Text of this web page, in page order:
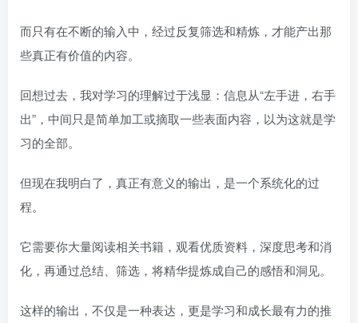
而只有在不断的输入中，经过反复筛选和精炼，才能产出那
些真正有价值的内容。
回想过去，我对学习的理解过于浅显：信息从“左手进，右手
出”，中间只是简单加工或摘取一些表面内容，以为这就是学
习的全部。
但现在我明白了，真正有意义的输出，是一个系统化的过
程。
它需要你大量阅读相关书籍，观看优质资料，深度思考和消
化，再通过总结、筛选，将精华提炼成自己的感悟和洞见。
这样的输出，不仅是一种表达，更是学习和成长最有力的推